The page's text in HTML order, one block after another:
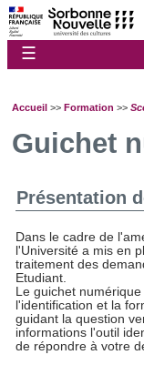
☰
Accueil >> Formation >>
Guichet
Présentation
Dans le cadre de
l'Université a mis en
traitement des
Etudiant.
Le guichet
l'identification et la
guidant la question
informations l'outil
de répondre à votre